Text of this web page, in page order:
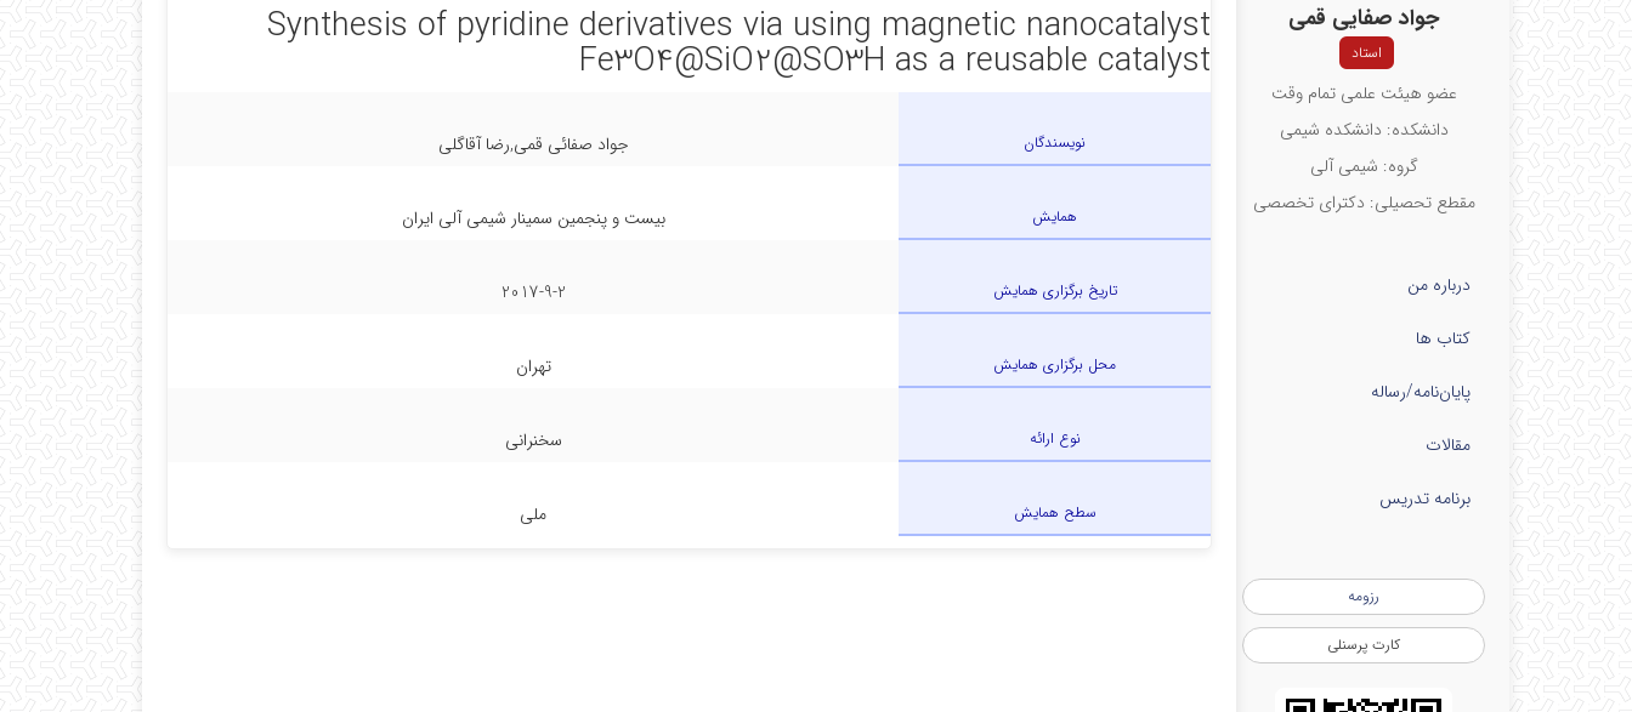
جواد صفایی قمی
استاد
عضو هیئت علمی تمام وقت
دانشکده: دانشکده شیمی
گروه: شیمی آلی
مقطع تحصیلی: دکترای تخصصی
درباره من
کتاب ها
پایان‌نامه‌/رساله
مقالات
برنامه تدریس
رزومه
کارت پرسنلی
Synthesis of pyridine derivatives via using magnetic nanocatalyst
Fe3O4@SiO2@SO3H as a reusable catalyst
نویسندگان جواد صفائی قمی,رضا آقاگلی
همایش بیست و پنجمین سمینار شیمی آلی ایران
تاریخ برگزاری همایش 2017-9-2
محل برگزاری همایش تهران
نوع ارائه سخنرانی
سطح همایش ملی